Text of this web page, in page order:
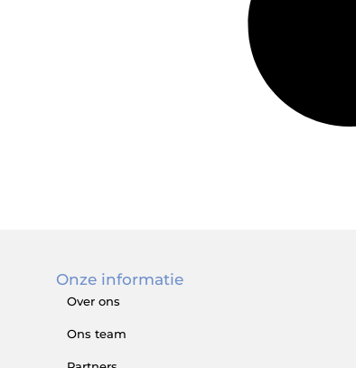
Onze informatie
Over ons
Ons team